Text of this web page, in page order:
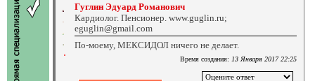
Гуглин Эдуард Романович
Кардиолог. Пенсионер. www.guglin.ru;
eguglin@gmail.com
По-моему, МЕКСИДОЛ ничего не делает.
Время создания: 13 Января 2017 22:25